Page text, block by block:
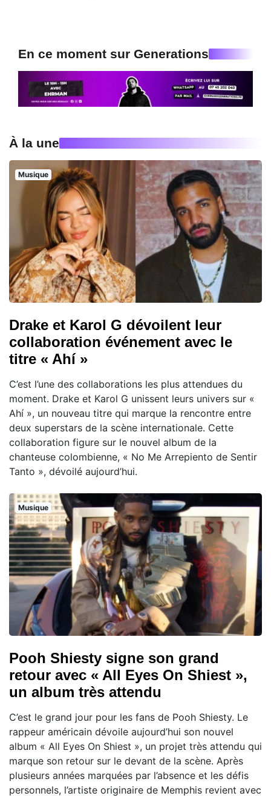
En ce moment sur Generations
À la une
Musique
Drake et Karol G dévoilent leur
collaboration événement avec le
titre « Ahí »
C’est l’une des collaborations les plus attendues du
moment. Drake et Karol G unissent leurs univers sur «
Ahí », un nouveau titre qui marque la rencontre entre
deux superstars de la scène internationale. Cette
collaboration figure sur le nouvel album de la
chanteuse colombienne, « No Me Arrepiento de Sentir
Tanto », dévoilé aujourd’hui.
Musique
Pooh Shiesty signe son grand
retour avec « All Eyes On Shiest »,
un album très attendu
C’est le grand jour pour les fans de Pooh Shiesty. Le
rappeur américain dévoile aujourd’hui son nouvel
album « All Eyes On Shiest », un projet très attendu qui
marque son retour sur le devant de la scène. Après
plusieurs années marquées par l’absence et les défis
personnels, l’artiste originaire de Memphis revient avec